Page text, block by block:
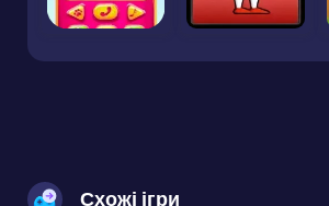
Схожі ігри